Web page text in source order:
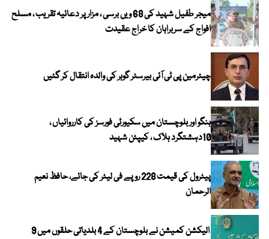
میجر طفیل شہید کی 68 ویں برسی ، مزار پر دعائیہ تقریب ، مسلح
افواج کے سربراہان کا خراج عقیدت
چیئرمین پی ٹی آئی بیرسٹر گوہر کی والدہ انتقال کر گئیں
ہنگو اور بلوچستان میں سکیورٹی فورسز کی کارروائیاں ،
10دہشتگرد ہلاک ، کیپٹن شہید
پیٹرول کی قیمت 228 روپے فی لیٹر کی جائے، حافظ نعیم
الرحمان
الیکشن کمیشن نے بلوچستان کے 4 بلدیاتی حلقوں میں 9